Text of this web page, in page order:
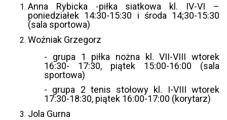
Anna Rybicka -piłka siatkowa kl. IV-VI –
poniedziałek 14:30-15:30 i środa 14;30-15:30
(sala sportowa)
Woźniak Grzegorz
- grupa 1 piłka nożna kl. VII-VIII wtorek
16:30- 17:30, piątek 15:00-16:00 (sala
sportowa)
- grupa 2 tenis stołowy kl. I-VIII wtorek
17:30-18:30, piątek 16:00-17:00 (korytarz)
Jola Gurna